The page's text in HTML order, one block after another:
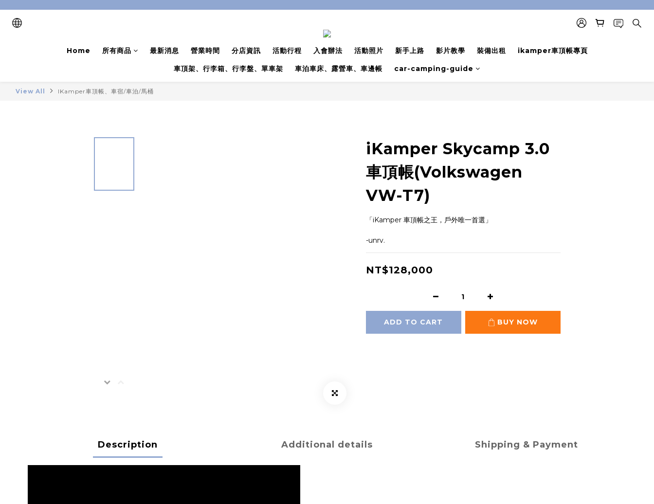
Home 所有商品 最新消息 營業時間 分店資訊 活動行程 入會辦法 活動照片 新手上路 影片教學 裝備出租 ikamper車頂帳專頁
車頂架、行李箱、行李盤、單車架 車泊車床、露營車、車邊帳 car-camping-guide
View All IKamper車頂帳、車宿/車泊/馬桶
iKamper Skycamp 3.0
車頂帳(Volkswagen
VW-T7)
「iKamper 車頂帳之王，戶外唯一首選」
-unrv.
NT$128,000
ADD TO CART BUY NOW
Description Additional details Shipping & Payment